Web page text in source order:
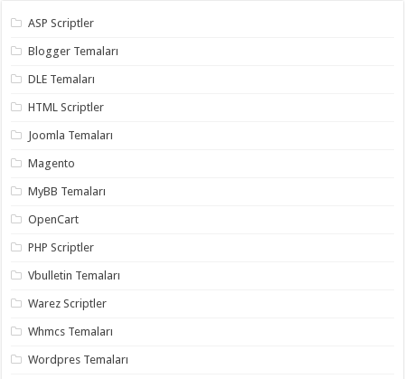
ASP Scriptler
Blogger Temaları
DLE Temaları
HTML Scriptler
Joomla Temaları
Magento
MyBB Temaları
OpenCart
PHP Scriptler
Vbulletin Temaları
Warez Scriptler
Whmcs Temaları
Wordpres Temaları